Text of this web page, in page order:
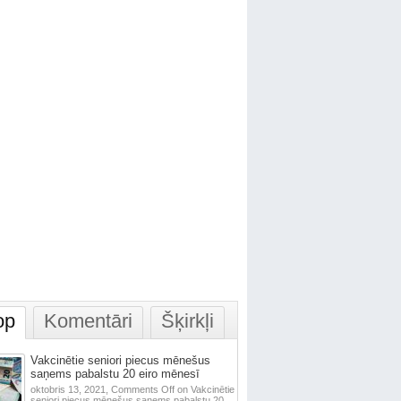
Komentāri Šķirkļi
Vakcinētie seniori piecus mēnešus
saņems pabalstu 20 eiro mēnesī
oktobris 13, 2021, Comments Offon Vakcinētie